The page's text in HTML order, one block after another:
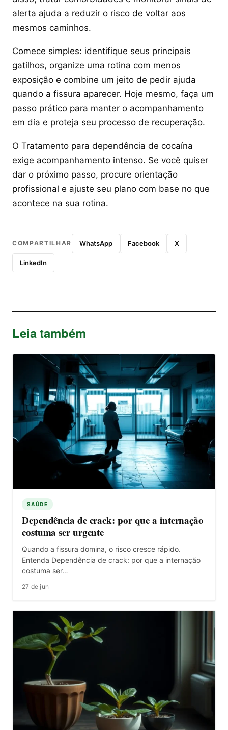
alerta ajuda a reduzir o risco de voltar aos
mesmos caminhos.
Comece simples: identifique seus principais
gatilhos, organize uma rotina com menos
exposição e combine um jeito de pedir ajuda
quando a fissura aparecer. Hoje mesmo, faça um
passo prático para manter o acompanhamento
em dia e proteja seu processo de recuperação.
O Tratamento para dependência de cocaína
exige acompanhamento intenso. Se você quiser
dar o próximo passo, procure orientação
profissional e ajuste seu plano com base no que
acontece na sua rotina.
COMPARTILHAR WhatsApp Facebook X
LinkedIn
Leia também
SAÚDE
Dependência de crack: por que a internação
costuma ser urgente
Quando a fissura domina, o risco cresce rápido.
Entenda Dependência de crack: por que a internação
costuma ser…
27 de jun